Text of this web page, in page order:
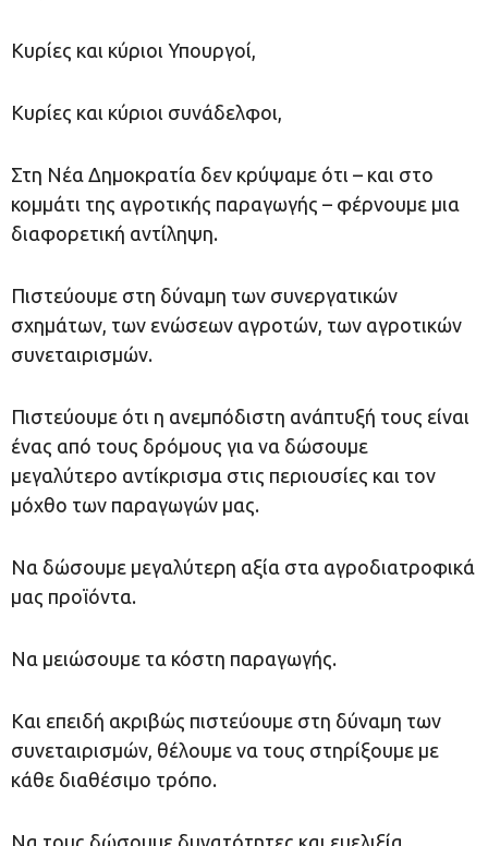
Κυρίες και κύριοι Υπουργοί,
Κυρίες και κύριοι συνάδελφοι,
Στη Νέα Δημοκρατία δεν κρύψαμε ότι – και στο
κομμάτι της αγροτικής παραγωγής – φέρνουμε μια
διαφορετική αντίληψη.
Πιστεύουμε στη δύναμη των συνεργατικών
σχημάτων, των ενώσεων αγροτών, των αγροτικών
συνεταιρισμών.
Πιστεύουμε ότι η ανεμπόδιστη ανάπτυξή τους είναι
ένας από τους δρόμους για να δώσουμε
μεγαλύτερο αντίκρισμα στις περιουσίες και τον
μόχθο των παραγωγών μας.
Να δώσουμε μεγαλύτερη αξία στα αγροδιατροφικά
μας προϊόντα.
Να μειώσουμε τα κόστη παραγωγής.
Και επειδή ακριβώς πιστεύουμε στη δύναμη των
συνεταιρισμών, θέλουμε να τους στηρίξουμε με
κάθε διαθέσιμο τρόπο.
Να τους δώσουμε δυνατότητες και ευελιξία.